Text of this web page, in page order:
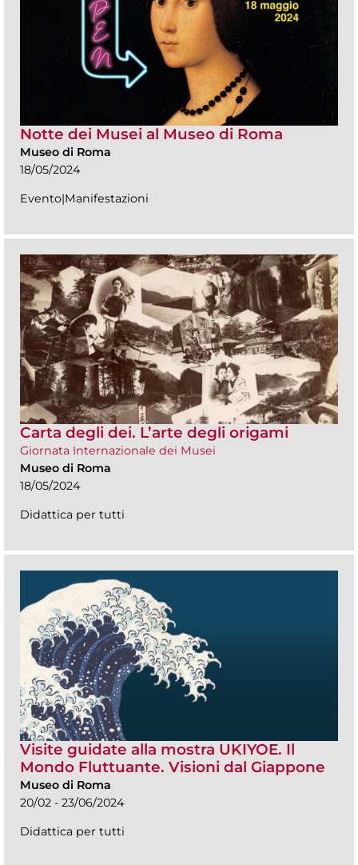
Notte dei Musei al Museo di Roma
Museo di Roma
18/05/2024
Evento|Manifestazioni
Carta degli dei. L’arte degli origami
Giornata Internazionale dei Musei
Museo di Roma
18/05/2024
Didattica per tutti
Visite guidate alla mostra UKIYOE. Il
Mondo Fluttuante. Visioni dal Giappone
Museo di Roma
20/02 - 23/06/2024
Didattica per tutti